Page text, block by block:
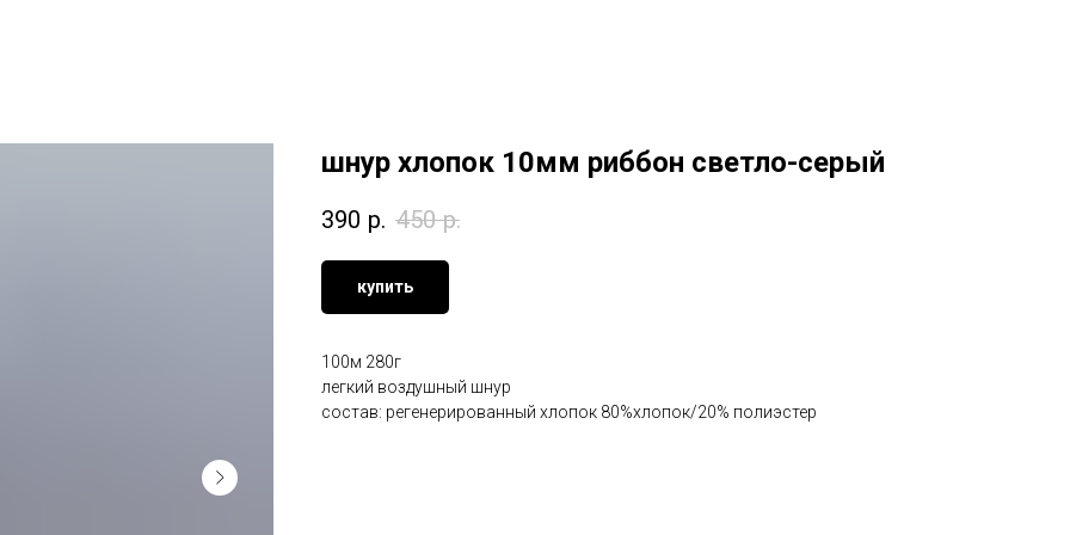
шнур хлопок 10мм риббон светло-серый
390 р. 450 р.
купить
100м 280г
легкий воздушный шнур
состав: регенерированный хлопок 80%хлопок/20% полиэстер